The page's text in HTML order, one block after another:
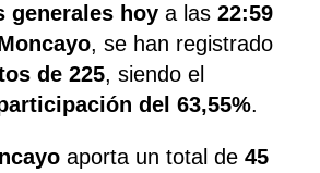
generales hoy a las 22:59
, se han registrado
de 225, siendo el
del 63,55%.
aporta un total de 45